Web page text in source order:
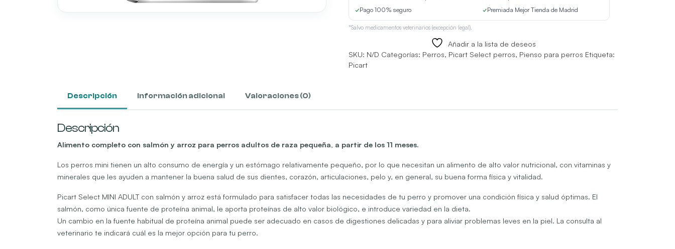
✓Pago 100% seguro ✓Premiada Mejor Tienda de Madrid
*Salvo medicamentos veterinarios (excepción legal).
Añadir a la lista de deseos
SKU: N/D Categorías: Perros, Picart Select perros, Pienso para perros Etiqueta:
Picart
Descripción Información adicional Valoraciones (0)
Descripción
Alimento completo con salmón y arroz para perros adultos de raza pequeña, a partir de los 11 meses.
Los perros mini tienen un alto consumo de energía y un estómago relativamente pequeño, por lo que necesitan un alimento de alto valor nutricional, con vitaminas y
minerales que les ayuden a mantener la buena salud de sus dientes, corazón, articulaciones, pelo y, en general, su buena forma física y vitalidad.
Picart Select MINI ADULT con salmón y arroz está formulado para satisfacer todas las necesidades de tu perro y promover una condición física y salud óptimas. El
salmón, como única fuente de proteína animal, le aporta proteínas de alto valor biológico, e introduce variedad en la dieta.
Un cambio en la fuente habitual de proteína animal puede ser adecuado en casos de digestiones delicadas y para aliviar problemas leves en la piel. La consulta al
veterinario te indicará cuál es la mejor opción para tu perro.